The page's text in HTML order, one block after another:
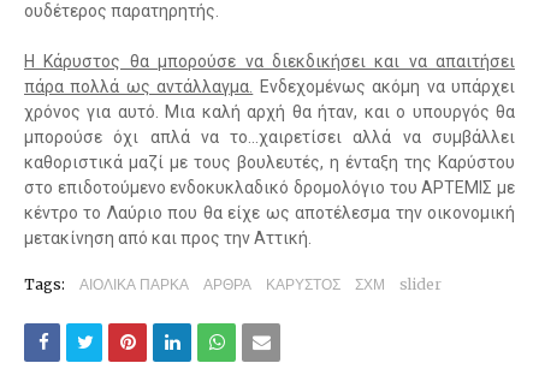
ουδέτερος παρατηρητής.
Η Κάρυστος θα μπορούσε να διεκδικήσει και να απαιτήσει
πάρα πολλά ως αντάλλαγμα.
Ενδεχομένως ακόμη να υπάρχει
χρόνος για αυτό. Μια καλή αρχή θα ήταν, και ο υπουργός θα
μπορούσε όχι απλά να το...χαιρετίσει αλλά να συμβάλλει
καθοριστικά μαζί με τους βουλευτές, η ένταξη της Καρύστου
στο επιδοτούμενο ενδοκυκλαδικό δρομολόγιο του ΑΡΤΕΜΙΣ με
κέντρο το Λαύριο που θα είχε ως αποτέλεσμα την οικονομική
μετακίνηση από και προς την Αττική.
Tags: ΑΙΟΛΙΚΑ ΠΑΡΚΑ ΑΡΘΡΑ ΚΑΡΥΣΤΟΣ ΣΧΜ slider